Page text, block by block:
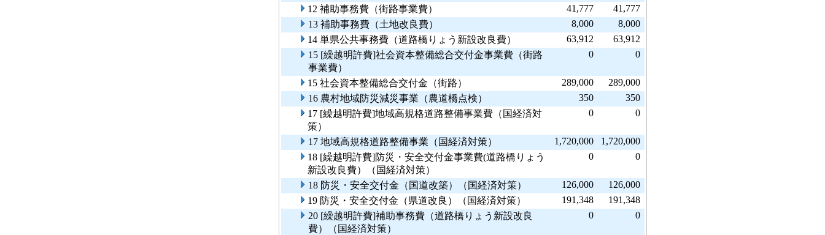
12 補助事務費（街路事業費）
41,777
41,777
13 補助事務費（土地改良費）
8,000
8,000
14 単県公共事務費（道路橋りょう新設改良費）
63,912
63,912
15 [繰越明許費]社会資本整備総合交付金事業費（街路
事業費）
0 0
15 社会資本整備総合交付金（街路） 289,000
289,000
16 農村地域防災減災事業（農道橋点検）
350
350
17 [繰越明許費]地域高規格道路整備事業費（国経済対
策）
0 0
17 地域高規格道路整備事業（国経済対策） 1,720,000
1,720,000
18 [繰越明許費]防災・安全交付金事業費(道路橋りょう
新設改良費）（国経済対策）
0 0
18 防災・安全交付金（国道改築）（国経済対策） 126,000
126,000
19 防災・安全交付金（県道改良）（国経済対策）
191,348
191,348
20 [繰越明許費]補助事務費（道路橋りょう新設改良
費）（国経済対策）
0 0